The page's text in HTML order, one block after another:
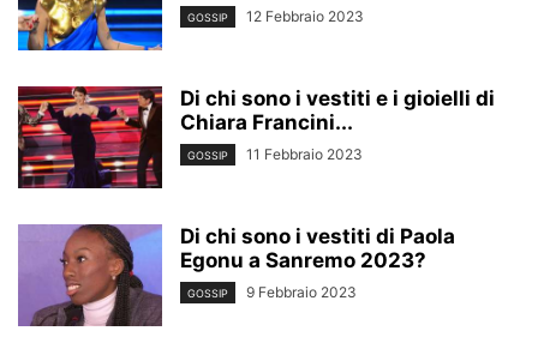
GOSSIP 12 Febbraio 2023
Di chi sono i vestiti e i gioielli di
Chiara Francini...
GOSSIP 11 Febbraio 2023
Di chi sono i vestiti di Paola
Egonu a Sanremo 2023?
GOSSIP 9 Febbraio 2023